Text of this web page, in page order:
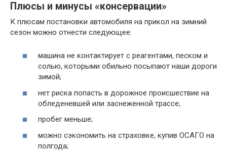
Плюсы и минусы «консервации»
К плюсам постановки автомобиля на прикол на зимний
сезон можно отнести следующее:
машина не контактирует с реагентами, песком и
солью, которыми обильно посыпают наши дороги
зимой;
нет риска попасть в дорожное происшествие на
обледеневшей или заснеженной трассе;
пробег меньше;
можно сэкономить на страховке, купив ОСАГО на
полгода;